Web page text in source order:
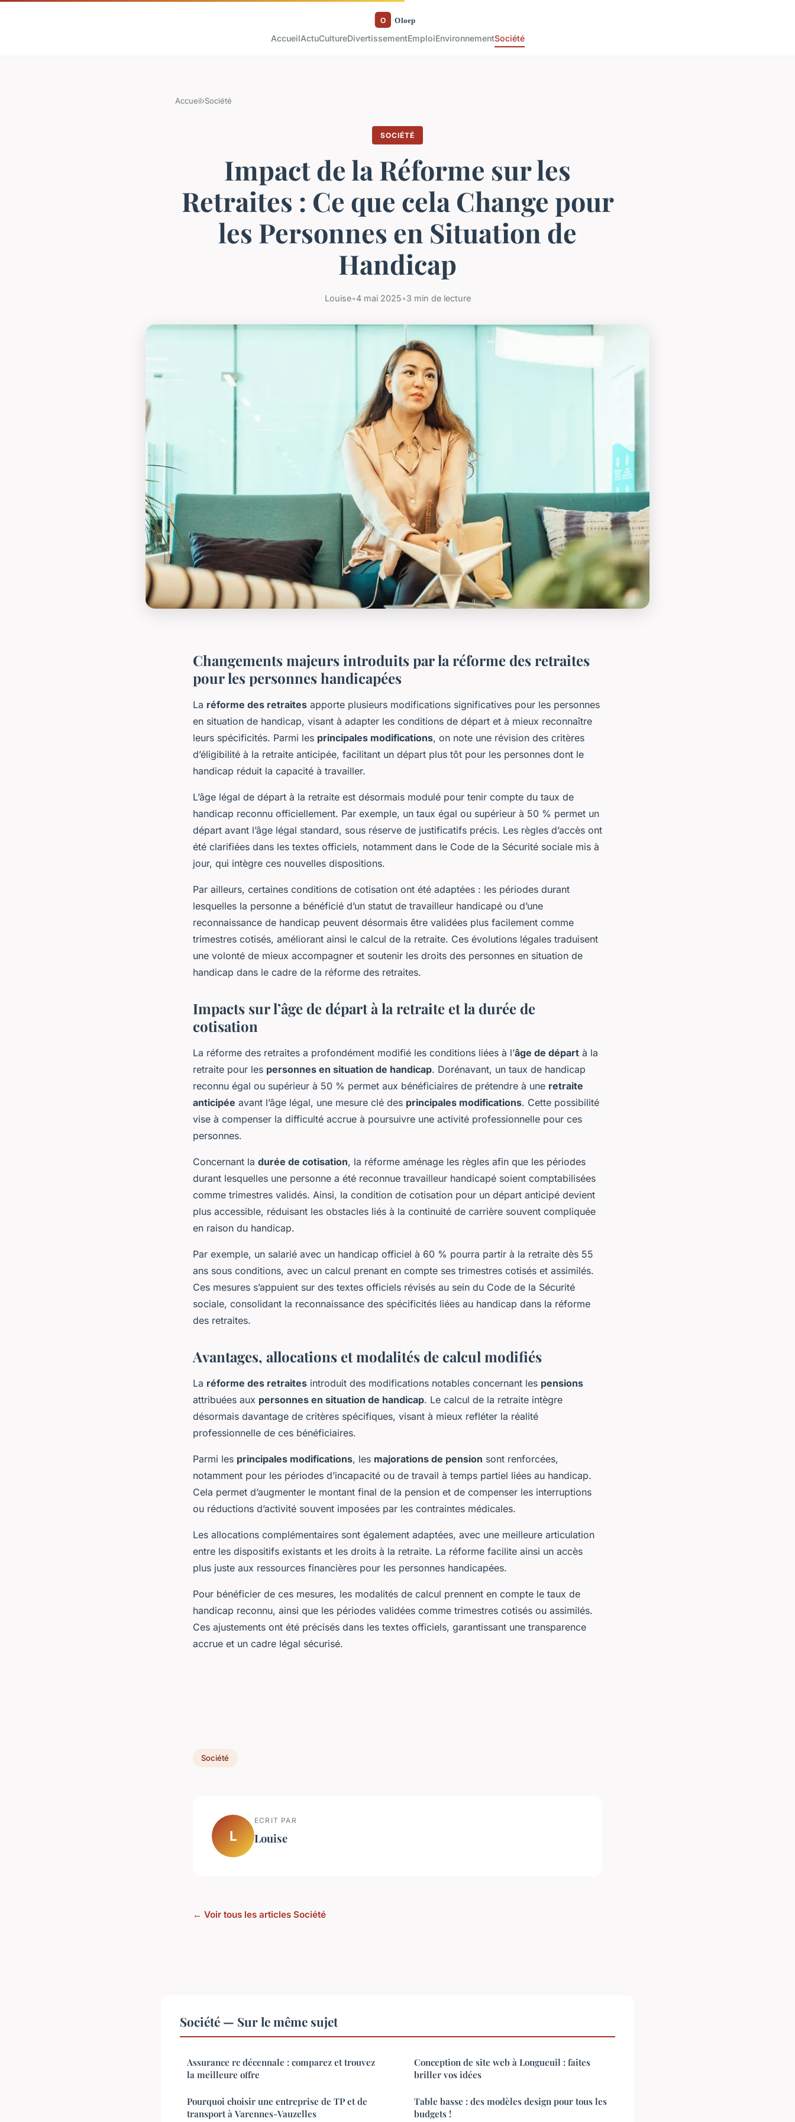
AccueilActuCultureDivertissementEmploiEnvironnementSociété
Accueil›Société
SOCIÉTÉ
Impact de la Réforme sur les
Retraites : Ce que cela Change pour
les Personnes en Situation de
Handicap
Louise•4 mai 2025•3 min de lecture
Changements majeurs introduits par la réforme des retraites
pour les personnes handicapées
La réforme des retraites apporte plusieurs modifications significatives pour les personnes
en situation de handicap, visant à adapter les conditions de départ et à mieux reconnaître
leurs spécificités. Parmi les principales modifications, on note une révision des critères
d’éligibilité à la retraite anticipée, facilitant un départ plus tôt pour les personnes dont le
handicap réduit la capacité à travailler.
L’âge légal de départ à la retraite est désormais modulé pour tenir compte du taux de
handicap reconnu officiellement. Par exemple, un taux égal ou supérieur à 50 % permet un
départ avant l’âge légal standard, sous réserve de justificatifs précis. Les règles d’accès ont
été clarifiées dans les textes officiels, notamment dans le Code de la Sécurité sociale mis à
jour, qui intègre ces nouvelles dispositions.
Par ailleurs, certaines conditions de cotisation ont été adaptées : les périodes durant
lesquelles la personne a bénéficié d’un statut de travailleur handicapé ou d’une
reconnaissance de handicap peuvent désormais être validées plus facilement comme
trimestres cotisés, améliorant ainsi le calcul de la retraite. Ces évolutions légales traduisent
une volonté de mieux accompagner et soutenir les droits des personnes en situation de
handicap dans le cadre de la réforme des retraites.
Impacts sur l’âge de départ à la retraite et la durée de
cotisation
La réforme des retraites a profondément modifié les conditions liées à l’âge de départ à la
retraite pour les personnes en situation de handicap. Dorénavant, un taux de handicap
reconnu égal ou supérieur à 50 % permet aux bénéficiaires de prétendre à une retraite
anticipée avant l’âge légal, une mesure clé des principales modifications. Cette possibilité
vise à compenser la difficulté accrue à poursuivre une activité professionnelle pour ces
personnes.
Concernant la durée de cotisation, la réforme aménage les règles afin que les périodes
durant lesquelles une personne a été reconnue travailleur handicapé soient comptabilisées
comme trimestres validés. Ainsi, la condition de cotisation pour un départ anticipé devient
plus accessible, réduisant les obstacles liés à la continuité de carrière souvent compliquée
en raison du handicap.
Par exemple, un salarié avec un handicap officiel à 60 % pourra partir à la retraite dès 55
ans sous conditions, avec un calcul prenant en compte ses trimestres cotisés et assimilés.
Ces mesures s’appuient sur des textes officiels révisés au sein du Code de la Sécurité
sociale, consolidant la reconnaissance des spécificités liées au handicap dans la réforme
des retraites.
Avantages, allocations et modalités de calcul modifiés
La réforme des retraites introduit des modifications notables concernant les pensions
attribuées aux personnes en situation de handicap. Le calcul de la retraite intègre
désormais davantage de critères spécifiques, visant à mieux refléter la réalité
professionnelle de ces bénéficiaires.
Parmi les principales modifications, les majorations de pension sont renforcées,
notamment pour les périodes d’incapacité ou de travail à temps partiel liées au handicap.
Cela permet d’augmenter le montant final de la pension et de compenser les interruptions
ou réductions d’activité souvent imposées par les contraintes médicales.
Les allocations complémentaires sont également adaptées, avec une meilleure articulation
entre les dispositifs existants et les droits à la retraite. La réforme facilite ainsi un accès
plus juste aux ressources financières pour les personnes handicapées.
Pour bénéficier de ces mesures, les modalités de calcul prennent en compte le taux de
handicap reconnu, ainsi que les périodes validées comme trimestres cotisés ou assimilés.
Ces ajustements ont été précisés dans les textes officiels, garantissant une transparence
accrue et un cadre légal sécurisé.
Société
L
ECRIT PAR
Louise
← Voir tous les articles Société
Société — Sur le même sujet
Assurance rc décennale : comparez et trouvez
la meilleure offre
Pourquoi choisir une entreprise de TP et de
transport à Varennes-Vauzelles
Conception de site web à Longueuil : faites
briller vos idées
Table basse : des modèles design pour tous les
budgets !